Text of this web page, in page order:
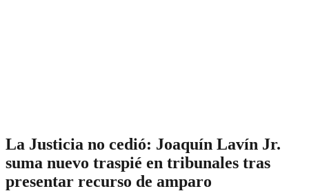
La Justicia no cedió: Joaquín Lavín Jr.
suma nuevo traspié en tribunales tras
presentar recurso de amparo